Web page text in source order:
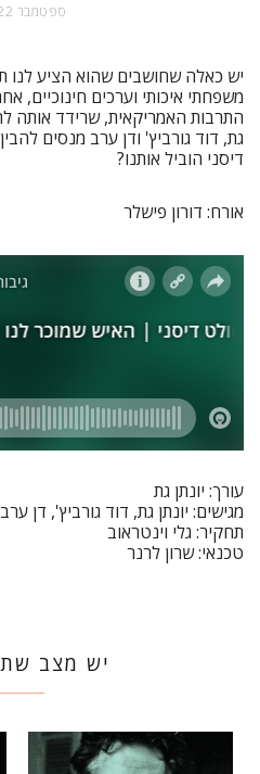
ספטמבר 22, 2019
יש כאלה שחושבים שהוא הציע לנו
משפחתי איכותי וערכים חינוכיים,
התרבות האמריקאית, שרידד אותה
גת, דוד גורביץ' ודן ערב מנסים
דיסני הוביל אותנו?
אורח: דורון פישלר
עורך: יונתן גת
מגישים: יונתן גת, דוד גורביץ', דן ערב
תחקיר: גלי וינטראוב
טכנאי: שרון לרנר
יש מצב